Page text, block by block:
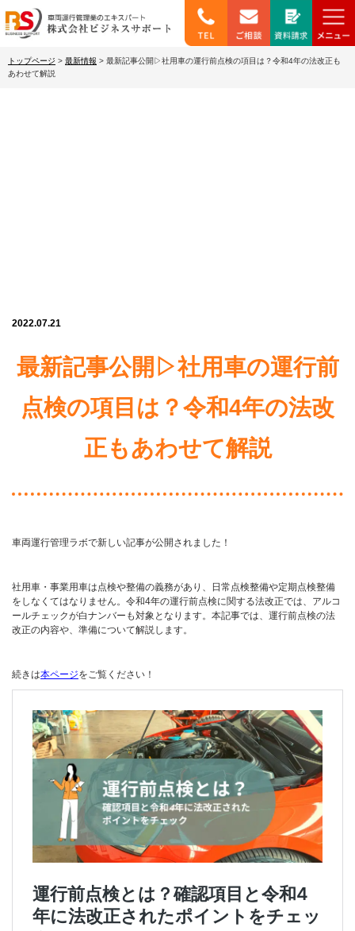
トップページ > 最新情報 > 最新記事公開▷社用車の運行前点検の項目は？令和4年の法改正も
あわせて解説
2022.07.21
最新記事公開▷社用車の運行前
点検の項目は？令和4年の法改
正もあわせて解説
車両運行管理ラボで新しい記事が公開されました！
社用車・事業用車は点検や整備の義務があり、日常点検整備や定期点検整備
をしなくてはなりません。令和4年の運行前点検に関する法改正では、アルコ
ールチェックが白ナンバーも対象となります。本記事では、運行前点検の法
改正の内容や、準備について解説します。
続きは本ページをご覧ください！